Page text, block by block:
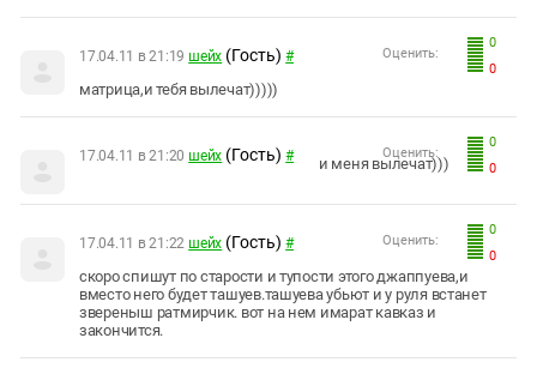
0
0
Оценить:
17.04.11 в 21:19 шейх (Гость) #
матрица,и тебя вылечат)))))
0
0
Оценить:
17.04.11 в 21:20 шейх (Гость) # и меня вылечат)))
0
0
Оценить:
17.04.11 в 21:22 шейх (Гость) #
скоро спишут по старости и тупости этого джаппуева,и
вместо него будет ташуев.ташуева убьют и у руля встанет
звереныш ратмирчик. вот на нем имарат кавказ и
закончится.